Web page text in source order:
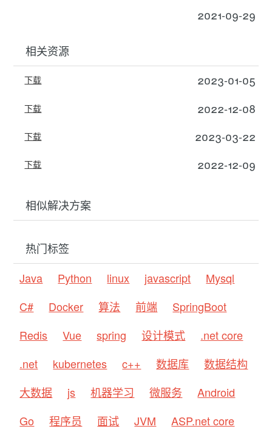
2021-09-29
相关资源
下载 2023-01-05
下载 2022-12-08
下载 2023-03-22
下载 2022-12-09
相似解决方案
热门标签
Java
Python linux javascript
Mysql
C#
Docker 算法 前端
SpringBoot
Redis
Vue spring 设计模式
.net core
.net
kubernetes c++ 数据库
数据结构
大数据
js 机器学习 微服务
Android
Go
程序员 面试 JVM
ASP.net core